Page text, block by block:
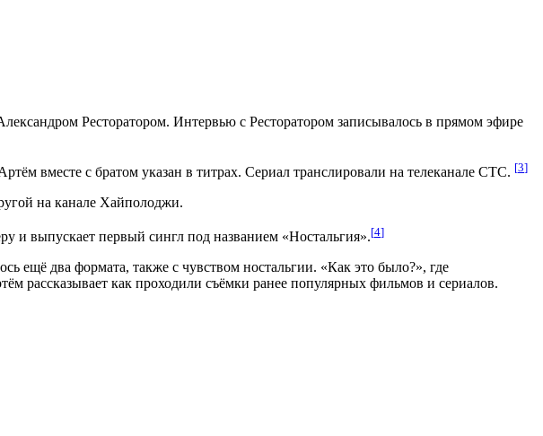
Ресторатором. Интервью с Ресторатором записывалось в прямом эфире
вместе с братом указан в титрах. Сериал транслировали на телеканале СТС. [3]
на канале Хайполоджи.
и выпускает первый сингл под названием «Ностальгия».[4]
ещё два формата, также с чувством ностальгии. «Как это было?», где
рассказывает как проходили съёмки ранее популярных фильмов и сериалов.